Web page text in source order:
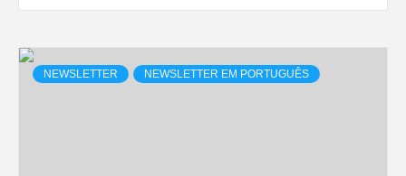
NEWSLETTER NEWSLETTER EM PORTUGUÊS